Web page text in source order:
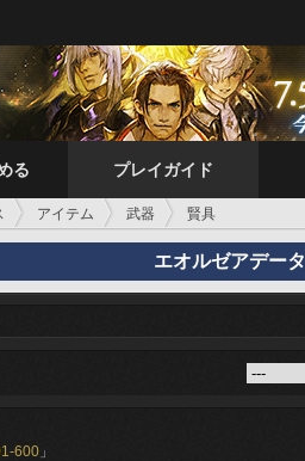
る プレイガイド
アイテム 武器 賢具
エオルゼアデー
600 」